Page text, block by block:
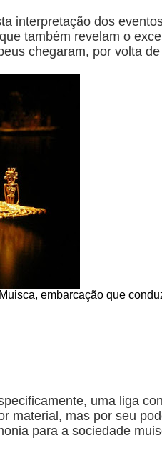
interpretação dos
também revelam o
chegaram, por volta
embarcação que
uma liga
material, mas por seu
para a sociedade